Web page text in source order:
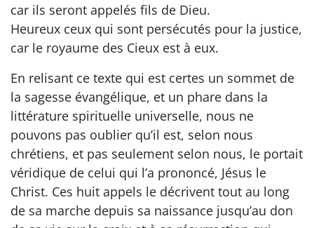
car ils seront appelés fils de Dieu.
Heureux ceux qui sont persécutés pour la justice,
car le royaume des Cieux est à eux.
En relisant ce texte qui est certes un sommet de
la sagesse évangélique, et un phare dans la
littérature spirituelle universelle, nous ne
pouvons pas oublier qu’il est, selon nous
chrétiens, et pas seulement selon nous, le portait
véridique de celui qui l’a prononcé, Jésus le
Christ. Ces huit appels le décrivent tout au long
de sa marche depuis sa naissance jusqu’au don